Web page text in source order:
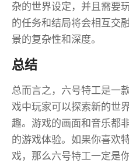
杂的世界设定，并且需要
的任务和结局将会相互交
景的复杂性和深度。
总结
总而言之，六号特工是一
戏中玩家可以探索新的世
趣。游戏的画面和音乐都
的游戏体验。如果你喜欢
戏，那么六号特工一定是